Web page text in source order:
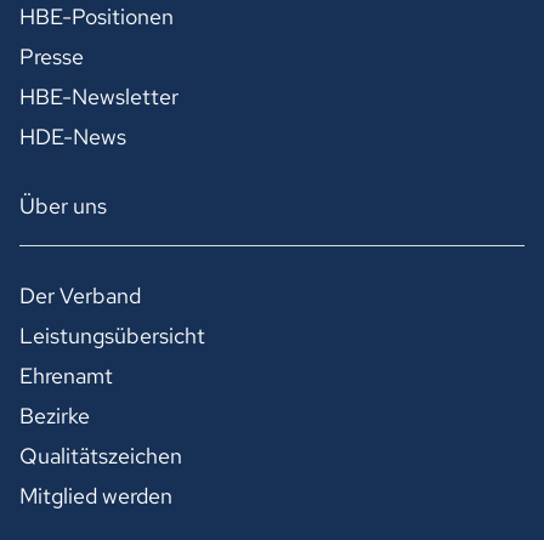
HBE-Positionen
Presse
HBE-Newsletter
HDE-News
Über uns
Der Verband
Leistungsübersicht
Ehrenamt
Bezirke
Qualitätszeichen
Mitglied werden